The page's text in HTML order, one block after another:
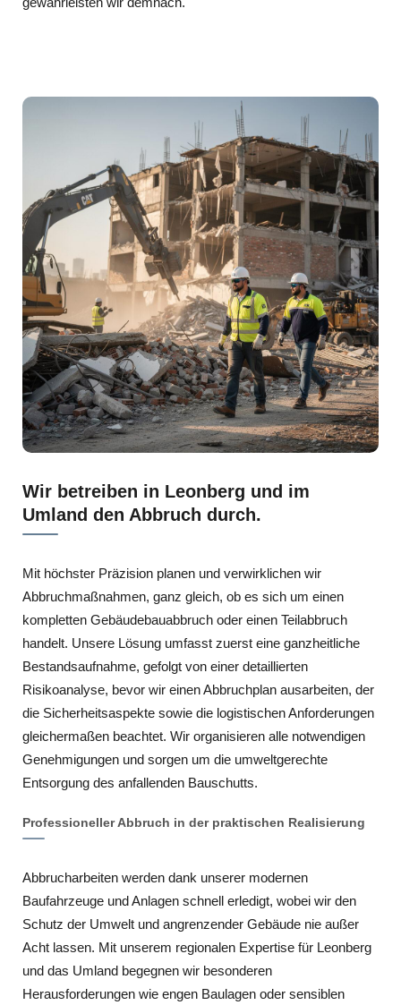
Wir betreiben in Leonberg und im
Umland den Abbruch durch.
Mit höchster Präzision planen und verwirklichen wir
Abbruchmaßnahmen, ganz gleich, ob es sich um einen
kompletten Gebäudebauabbruch oder einen Teilabbruch
handelt. Unsere Lösung umfasst zuerst eine ganzheitliche
Bestandsaufnahme, gefolgt von einer detaillierten
Risikoanalyse, bevor wir einen Abbruchplan ausarbeiten, der
die Sicherheitsaspekte sowie die logistischen Anforderungen
gleichermaßen beachtet. Wir organisieren alle notwendigen
Genehmigungen und sorgen um die umweltgerechte
Entsorgung des anfallenden Bauschutts.
Professioneller Abbruch in der praktischen Realisierung
Abbrucharbeiten werden dank unserer modernen
Baufahrzeuge und Anlagen schnell erledigt, wobei wir den
Schutz der Umwelt und angrenzender Gebäude nie außer
Acht lassen. Mit unserem regionalen Expertise für Leonberg
und das Umland begegnen wir besonderen
Herausforderungen wie engen Baulagen oder sensiblen